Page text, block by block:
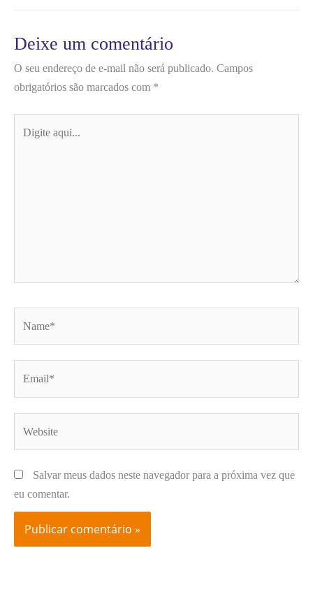
Deixe um comentário
O seu endereço de e-mail não será publicado. Campos
obrigatórios são marcados com *
aqui...
Salvar meus dados neste navegador para a próxima vez que
eu comentar.